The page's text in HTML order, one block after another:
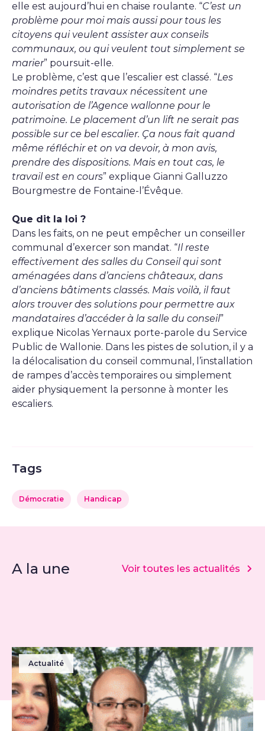
elle est aujourd’hui en chaise roulante. “C’est un
problème pour moi mais aussi pour tous les
citoyens qui veulent assister aux conseils
communaux, ou qui veulent tout simplement se
marier” poursuit-elle.
Le problème, c’est que l’escalier est classé. “Les
moindres petits travaux nécessitent une
autorisation de l’Agence wallonne pour le
patrimoine. Le placement d’un lift ne serait pas
possible sur ce bel escalier. Ça nous fait quand
même réfléchir et on va devoir, à mon avis,
prendre des dispositions. Mais en tout cas, le
travail est en cours” explique Gianni Galluzzo
Bourgmestre de Fontaine-l’Évêque.
Que dit la loi ?
Dans les faits, on ne peut empêcher un conseiller
communal d’exercer son mandat. “Il reste
effectivement des salles du Conseil qui sont
aménagées dans d’anciens châteaux, dans
d’anciens bâtiments classés. Mais voilà, il faut
alors trouver des solutions pour permettre aux
mandataires d’accéder à la salle du conseil”
explique Nicolas Yernaux porte-parole du Service
Public de Wallonie. Dans les pistes de solution, il y a
la délocalisation du conseil communal, l’installation
de rampes d’accès temporaires ou simplement
aider physiquement la personne à monter les
escaliers.
Tags
Démocratie Handicap
A la une Voir toutes les actualités
Actualité